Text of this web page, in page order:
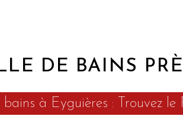
DE BAINS
bains à Eyguières : Trouvez